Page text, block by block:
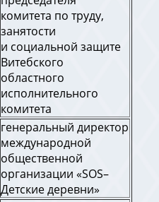
комитета по труду,
занятости
и социальной защите
Витебского
областного
исполнительного
комитета
генеральный директор
международной
общественной
организации «SOS–
Детские деревни»